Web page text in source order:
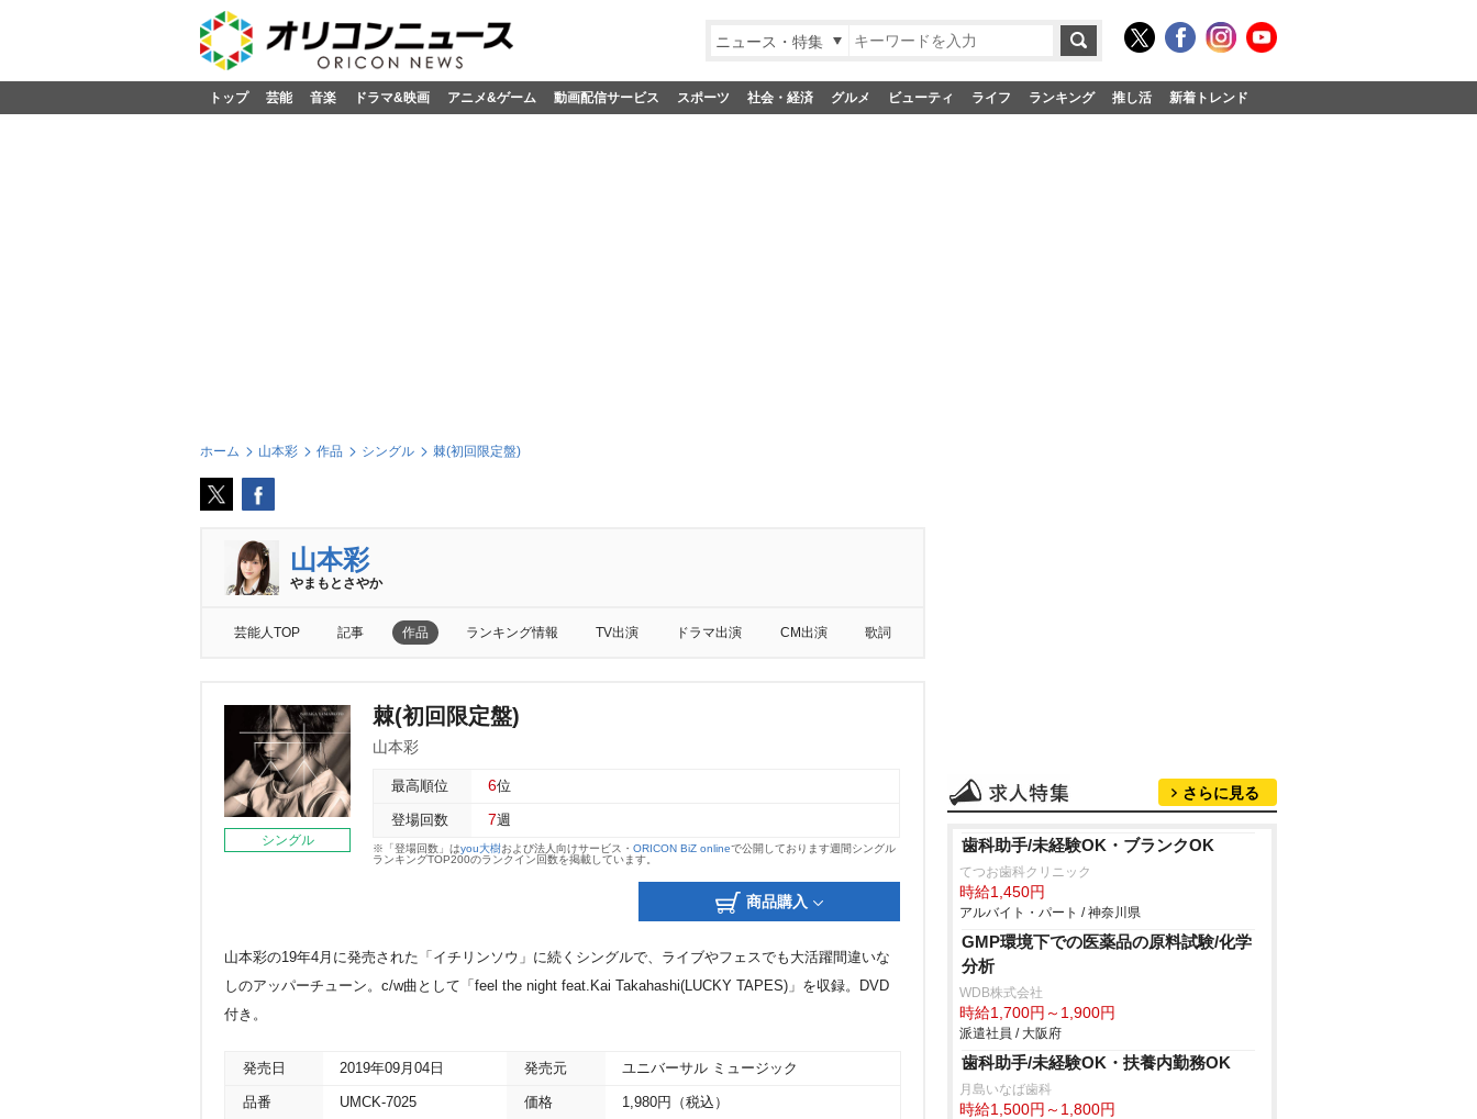
ニュース・特集
トップ 芸能 音楽 ドラマ&映画 アニメ&ゲーム 動画配信サービス スポーツ 社会・経済 グルメ ビューティ ライフ ランキング 推し活 新着トレンド
ホーム 山本彩 作品 シングル 棘(初回限定盤)
山本彩
まもとさやか
芸能人TOP 記事 作品 ランキング情報 TV出演 ドラマ出演 CM出演 歌詞
シングル
棘(初回限定盤)
山本彩
最高順位 6位
登場回数 7週
※「登場回数」はyou大樹および法人向けサービス・ ORICON BiZ onlineで公開しております週間シングル
ランキングTOP200のランクイン回数を掲載しています。
商品購入
山本彩の19年4月に発売された「イチリンソウ」に続くシングルで、ライブやフェスでも大活躍間違いな
しのアッパーチューン。c/w曲として「feel the night feat.Kai Takahashi(LUCKY TAPES)」を収録。DVD
付き。
発売日 2019年09月04日 発売元 ユニバーサル ミュージック
品番 UMCK-7025 価格 1,980円（税込）
さらに見る
歯科助手/未経験OK・ブランクOK
てつお歯科クリニック
時給1,450円
アルバイト・パート / 神奈川県
GMP環境下での医薬品の原料試験/化学
分析
WDB株式会社
時給1,700円～1,900円
派遣社員 / 大阪府
歯科助手/未経験OK・扶養内勤務OK
月島いなば歯科
時給1,500円～1,800円